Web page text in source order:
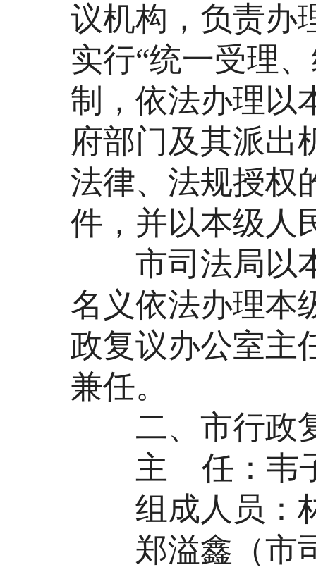
议机构，负责办
实行“统一受理
制，依法办理以
府部门及其派出
法律、法规授权
件，并以本级人
市司法局以本
名义依法办理本
政复议办公室主
兼任。
二、市行政复
主 任：韦子
组成人员：林
郑溢鑫（市司